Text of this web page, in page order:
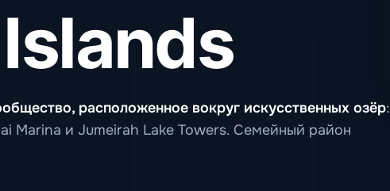
расположенное вокруг искусственных озёр:
Marina и Jumeirah Lake Towers. Семейный район